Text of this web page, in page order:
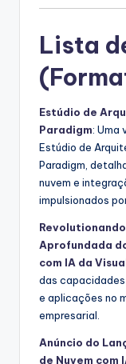
Lista
Estúdio de
Paradigm: Uma
Estúdio de
Paradigm,
nuvem e
impulsionados
Aprofundada
com IA da
das
e aplicações no
empresarial.
Anúncio do
de Nuvem com